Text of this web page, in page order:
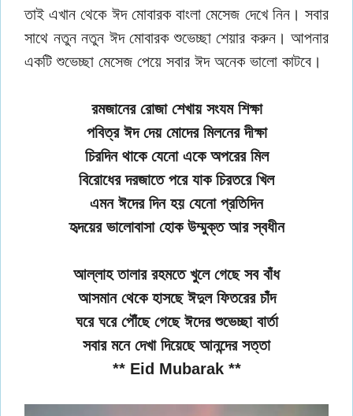
তাই এখান থেকে ঈদ মোবারক বাংলা মেসেজ দেখে নিন। সবার
সাথে নতুন নতুন ঈদ মোবারক শুভেচ্ছা শেয়ার করুন। আপনার
একটি শুভেচ্ছা মেসেজ পেয়ে সবার ঈদ অনেক ভালো কাটবে।
রমজানের রোজা শেখায় সংযম শিক্ষা
পবিত্র ঈদ দেয় মোদের মিলনের দীক্ষা
চিরদিন থাকে যেনো একে অপরের মিল
বিরোধের দরজাতে পরে যাক চিরতরে খিল
এমন ঈদের দিন হয় যেনো প্রতিদিন
হৃদয়ের ভালোবাসা হোক উম্মুক্ত আর স্বধীন
আল্লাহ তালার রহমতে খুলে গেছে সব বাঁধ
আসমান থেকে হাসছে ঈদুল ফিতরের চাঁদ
ঘরে ঘরে পৌঁছে গেছে ঈদের শুভেচ্ছা বার্তা
সবার মনে দেখা দিয়েছে আনন্দের সত্তা
** Eid Mubarak **